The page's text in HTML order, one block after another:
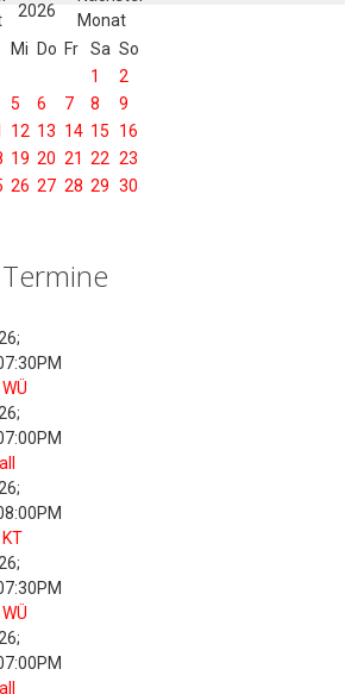
2026
Mi Do Fr Sa So
1
2
5 6 7 8
9
12 13 14 15
16
19 20 21 22 23
26 27 28 29 30
;
;
;
;
;